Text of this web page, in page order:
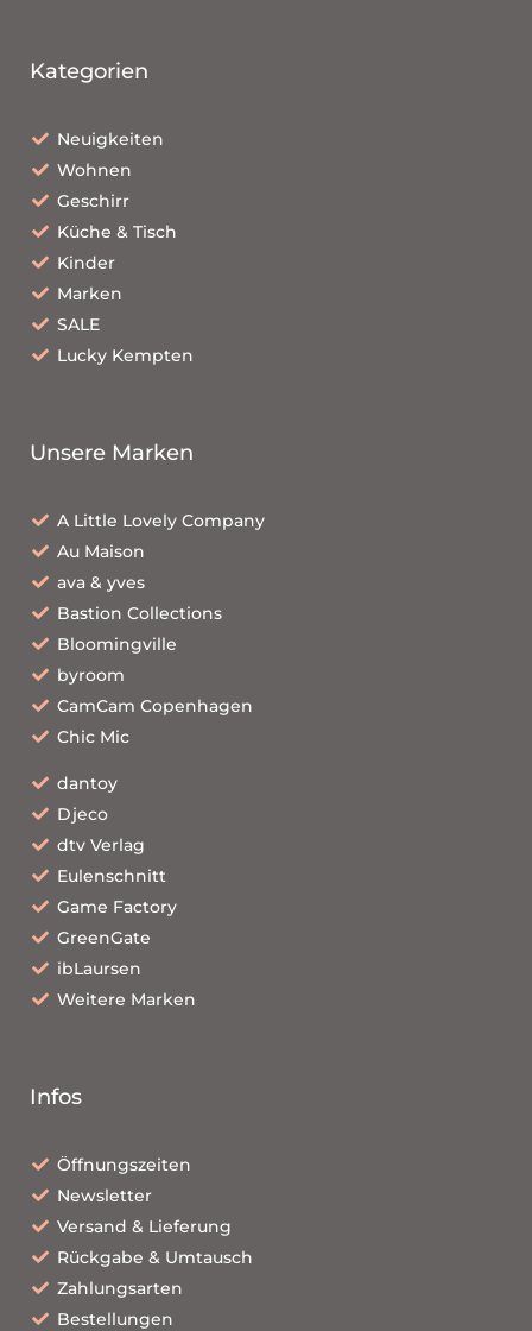
Kategorien
Neuigkeiten
Wohnen
Geschirr
Küche & Tisch
Kinder
Marken
SALE
Lucky Kempten
Unsere Marken
A Little Lovely Company
Au Maison
ava & yves
Bastion Collections
Bloomingville
byroom
CamCam Copenhagen
Chic Mic
dantoy
Djeco
dtv Verlag
Eulenschnitt
Game Factory
GreenGate
ibLaursen
Weitere Marken
Infos
Öffnungszeiten
Newsletter
Versand & Lieferung
Rückgabe & Umtausch
Zahlungsarten
Bestellungen